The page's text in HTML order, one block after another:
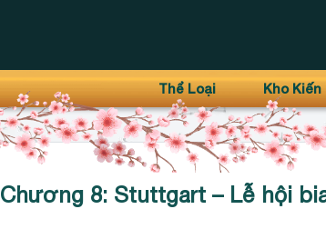
Thể Loại Kho
Chương 8: Stuttgart – Lễ hội